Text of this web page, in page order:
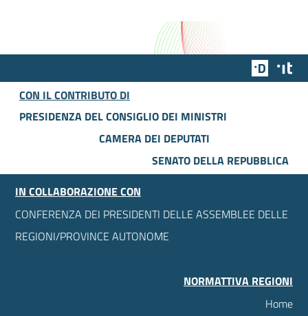
Team
CON IL CONTRIBUTO DI
PRESIDENZA DEL CONSIGLIO DEI MINISTRI
CAMERA DEI DEPUTATI
SENATO DELLA REPUBBLICA
IN COLLABORAZIONE CON
CONFERENZA DEI PRESIDENTI DELLE ASSEMBLEE DELLE
REGIONI/PROVINCE AUTONOME
NORMATTIVA REGIONI
Home